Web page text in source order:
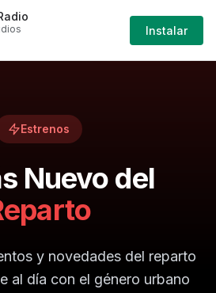
del-reparto
Iniciar
Sesión
Estrenos
Nuevo del
y novedades del reparto
al día con el género urbano
Instalar